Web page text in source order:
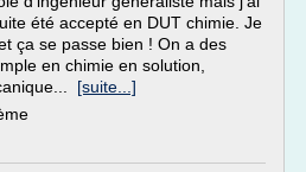
été accepté en DUT chimie. Je
ça se passe bien ! On a des
en chimie en solution,
[suite...]